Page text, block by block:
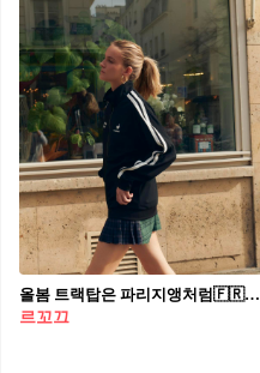
올봄 트랙탑은 파리지앵처럼🇫🇷🖤 요즘 핫 트렌드템🌸두 줄 포인트로 꾸안꾸룩 @르꼬끄✔️#광고
르꼬끄